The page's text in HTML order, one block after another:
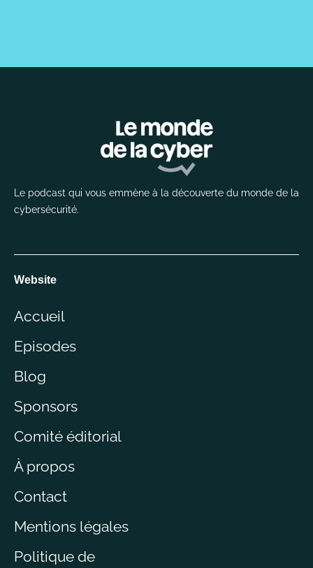
Le podcast qui vous emmène à la découverte du monde de la
cybersécurité.
Website
Accueil
Episodes
Blog
Sponsors
Comité éditorial
À propos
Contact
Mentions légales
Politique de